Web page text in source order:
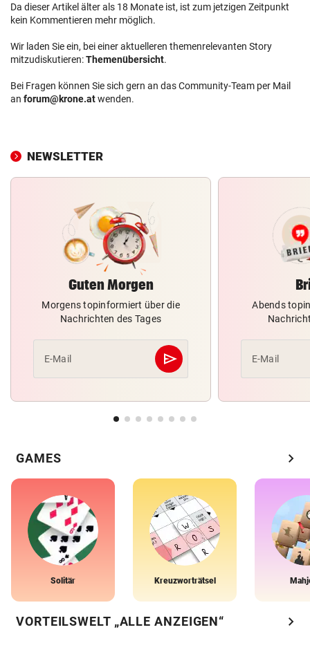
Da dieser Artikel älter als 18 Monate ist, ist zum jetzigen Zeitpunkt
kein Kommentieren mehr möglich.
Wir laden Sie ein, bei einer aktuelleren themenrelevanten Story
mitzudiskutieren:Themenübersicht.
Bei Fragen können Sie sich gern an das Community-Team per Mail
an forum@krone.atwenden.
NEWSLETTER
Guten Morgen
Morgens topinformiert über die
Nachrichten des Tages
E-Mail send
Abschicken
Abends
E-Mail
GAMES chevron_right
Solitär Kreuzworträtsel
VORTEILSWELT „ALLE ANZEIGEN“ chevron_right